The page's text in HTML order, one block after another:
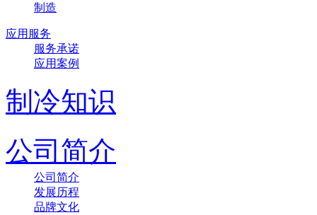
制造
应用服务
服务承诺
应用案例
制冷知识
公司简介
公司简介
发展历程
品牌文化